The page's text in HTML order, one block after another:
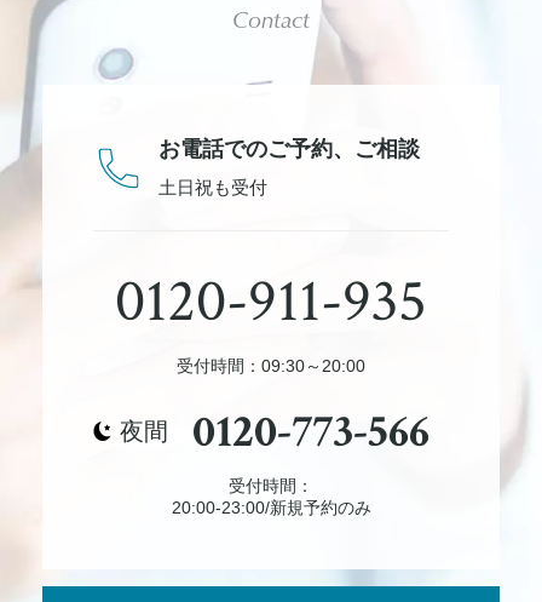
Contact
お電話でのご予約、 ご相談
土日祝も受付
0120-911-935
受付時間：09:30～20:00
夜間 0120-773-566
受付時間：
20:00-23:00/新規予約のみ